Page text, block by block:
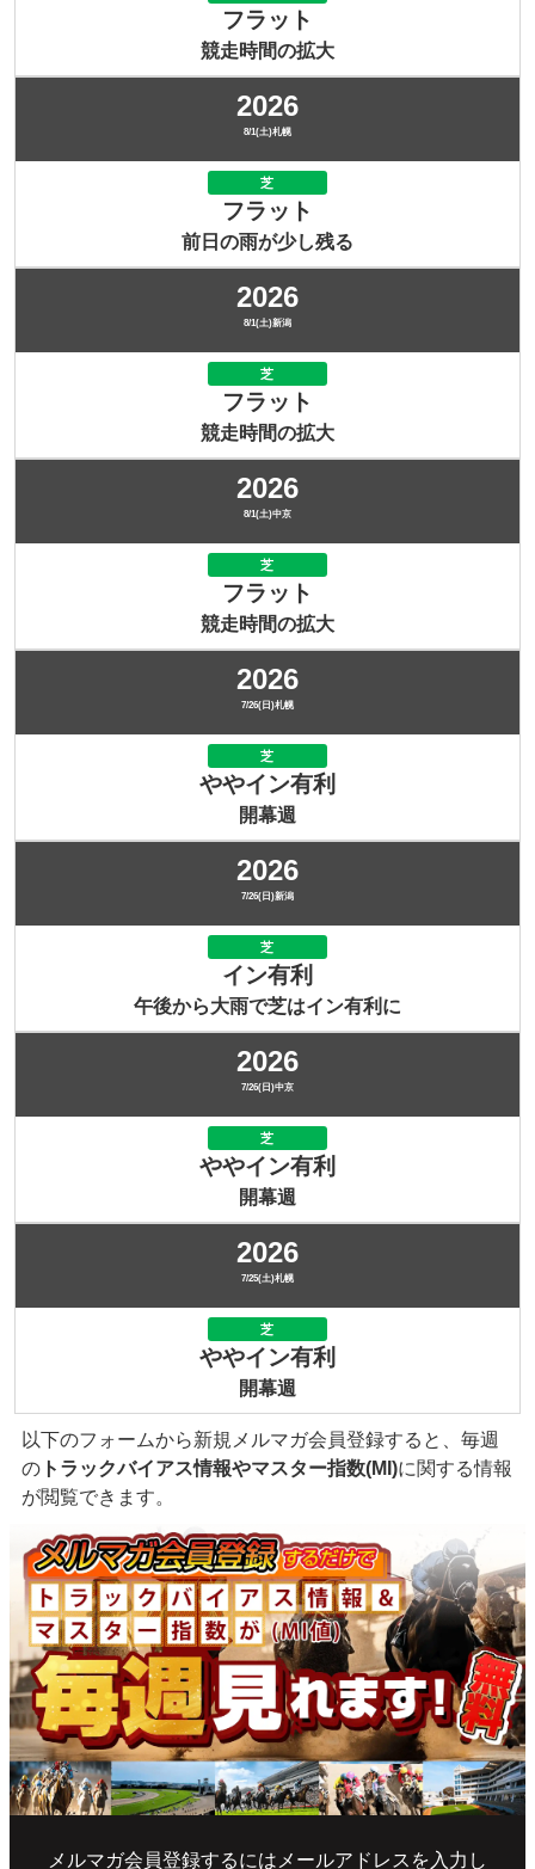
フラット
競走時間の拡大
2026
8/1(土)札幌
芝
フラット
前日の雨が少し残る
2026
8/1(土)新潟
芝
フラット
競走時間の拡大
2026
8/1(土)中京
芝
フラット
競走時間の拡大
2026
7/26(日)札幌
芝
ややイン有利
開幕週
2026
7/26(日)新潟
芝
イン有利
午後から大雨で芝はイン有利に
2026
7/26(日)中京
芝
ややイン有利
開幕週
2026
7/25(土)札幌
芝
ややイン有利
開幕週
以下のフォームから新規メルマガ会員登録すると、毎週
の トラックバイアス情報やマスター指数(MI)に関する情報
が閲覧できます。
メルマガ会員登録するにはメールアドレスを入力し